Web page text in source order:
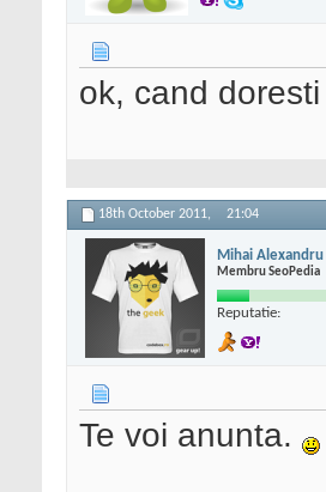
ok, cand
18th October 2011, 21:04
Mihai Alexandru
Membru SeoPedia
Reputatie:
Te voi anunta.